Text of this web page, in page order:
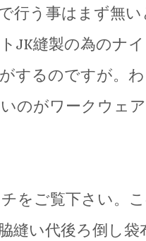
行う事はまず無
JK縫製の為のナ
するのですが。
のがワークウェ
をご覧下さい。
縫い代後ろ倒し